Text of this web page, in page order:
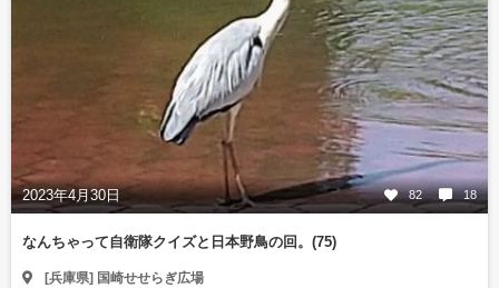
2023年4月30日 82 18
なんちゃって自衛隊クイズと日本野鳥の回。(75)
[兵庫県] 国崎せせらぎ広場